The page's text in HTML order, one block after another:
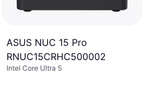
ASUS NUC 15 Pro
RNUC15CRHC500002
Intel Core Ultra 5